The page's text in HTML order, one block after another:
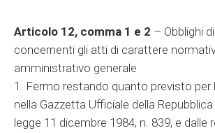
Articolo 12, comma 1 e 2 – Obblighi
concernenti gli atti di carattere
amministrativo generale
1. Fermo restando quanto previsto per
nella Gazzetta Ufficiale della
legge 11 dicembre 1984, n. 839, e dalle